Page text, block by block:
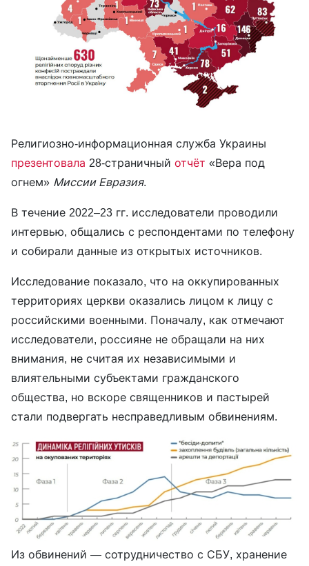
Религиозно-информационная служба Украины
презентовала 28-страничный отчёт «Вера под
огнем» Миссии Евразия.
В течение 2022–23 гг. исследователи проводили
интервью, общались с респондентами по телефону
и собирали данные из открытых источников.
Исследование показало, что на оккупированных
территориях церкви оказались лицом к лицу с
российскими военными. Поначалу, как отмечают
исследователи, россияне не обращали на них
внимания, не считая их независимыми и
влиятельными субъектами гражданского
общества, но вскоре священников и пастырей
стали подвергать несправедливым обвинениям.
Из обвинений — сотрудничество с СБУ, хранение